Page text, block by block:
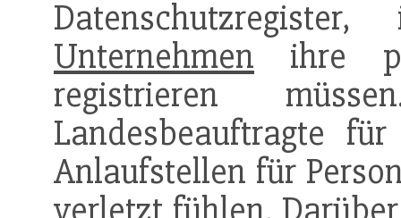
Unternehmen ihre
registrieren
Landesbeauftragte
Anlaufstellen für